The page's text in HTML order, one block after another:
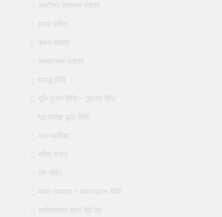
अष्टोत्तर शतनाम स्तोत्र
हृदय स्तोत्र
कवच स्तोत्र
सहस्रनाम स्तोत्र
श्राद्ध विधि
भूमि पूजन विधि – गृहारंभ विधि
गृह प्रवेश पूजा विधि
दस महाविद्या
भक्ति भजन
राम मंदिर
मंडप स्थापना – मंडप पूजन विधि
स्वस्तिवाचन चारों वेदों का